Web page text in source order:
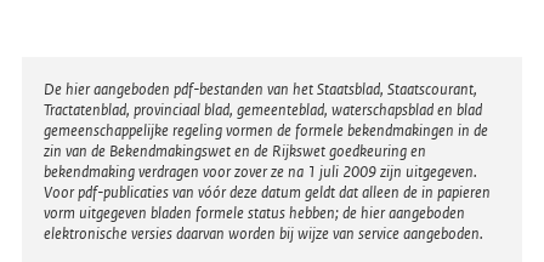
r
n
e
l
i
n
Disclaimer
De hier aangeboden pdf-bestanden van het Staatsblad, Staatscourant,
Tractatenblad, provinciaal blad, gemeenteblad, waterschapsblad en blad
gemeenschappelijke regeling vormen de formele bekendmakingen in de
zin van de Bekendmakingswet en de Rijkswet goedkeuring en
bekendmaking verdragen voor zover ze na 1 juli 2009 zijn uitgegeven.
Voor pdf-publicaties van vóór deze datum geldt dat alleen de in papieren
vorm uitgegeven bladen formele status hebben; de hier aangeboden
elektronische versies daarvan worden bij wijze van service aangeboden.